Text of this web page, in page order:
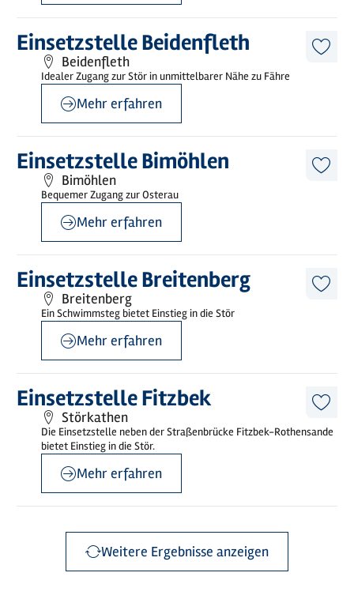
Einsetzstelle Beidenfleth
Beidenfleth
Idealer Zugang zur Stör in unmittelbarer Nähe zu Fähre
Mehr
erfahren
Mehr erfahren
Einsetzstelle Bimöhlen
Bimöhlen
Bequemer Zugang zur Osterau
Mehr
erfahren
Mehr erfahren
Einsetzstelle Breitenberg
Breitenberg
Ein Schwimmsteg bietet Einstieg in die Stör
Mehr
erfahren
Mehr erfahren
Einsetzstelle Fitzbek
Störkathen
Die Einsetzstelle neben der Straßenbrücke Fitzbek-Rothensande
bietet Einstieg in die Stör.
Mehr
erfahren
Mehr erfahren
Weitere Ergebnisse anzeigen